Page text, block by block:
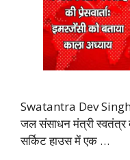
Swatantra Dev
जल संसाधन मंत्री स्वतंत्र
सर्किट हाउस में एक …